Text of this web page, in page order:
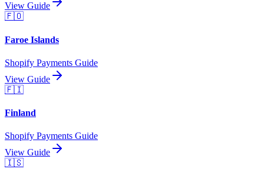
View Guide
🇫🇴
Faroe Islands
Shopify Payments Guide
View Guide
🇫🇮
Finland
Shopify Payments Guide
View Guide
🇮🇸